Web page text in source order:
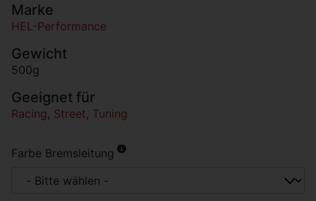
Marke
HEL-Performance
Gewicht
500g
Geeignet für
Racing , Street, Tuning
Farbe Bremsleitung